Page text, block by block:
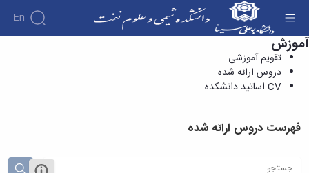
En
دروس ارائه شده - دانشکده شیمی و علوم نفت
آموزش
تقویم آموزشی
دروس ارائه شده
CV اساتید دانشکده
فهرست دروس ارائه شده